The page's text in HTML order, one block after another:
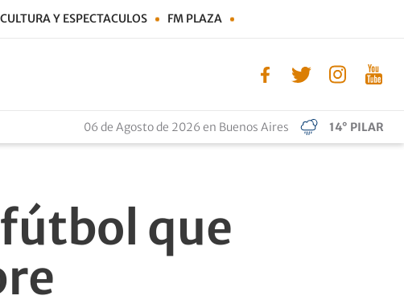
CULTURA Y ESPECTACULOS FM PLAZA
06 de Agosto de 2026 en Buenos Aires 14° PILAR
fútbol que